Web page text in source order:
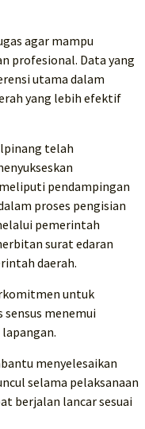
agar mampu
profesional. Data yang
utama dalam
yang lebih efektif
telah
pendampingan
proses pengisian
pemerintah
surat edaran
daerah.
untuk
menemui
menyelesaikan
selama pelaksanaan
berjalan lancar sesuai